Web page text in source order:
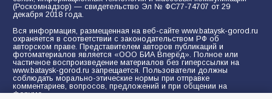
(Роскомнадзор) — свидетельство Эл № ФС77-74707 от 29
декабря 2018 года.
Вся информация, размещенная на веб-сайте www.bataysk-gorod.ru
охраняется в соответствии с законодательством РФ об
авторском праве. Представителем авторов публикаций и
фотоматериалов является «ООО БИА Вперёд». Полное или
частичное воспроизведение материалов без гиперссылки на
www.bataysk-gorod.ru запрещается. Пользователи должны
соблюдать морально-этические нормы при отправке
комментариев, вопросов, предложений и при общении на
форуме.